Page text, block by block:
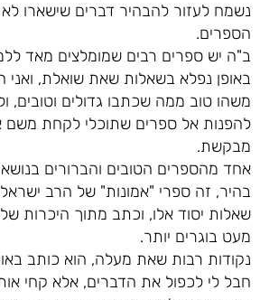
נשמח לעזור להבהיר דברים שישארו
הספרים.
ב"ה יש ספרים רבים שמומלצים מאד
באופן נפלא בשאלות שאת שואלת,
משהו טוב ממה שכתבו גדולים וטובים,
להפנות אל ספרים שתוכלי לקחת
מבקשת.
אחד מהספרים הטובים והברורים
בהיר, זה ספרי "אמונות" של הרב
שאלות יסוד אלו, וכתב מתוך היכרות
מעט בוגרים יותר.
נקודות רבות שאת מעלה, הוא כותב
חבל לי לכפול את הדברים, אלא קחי